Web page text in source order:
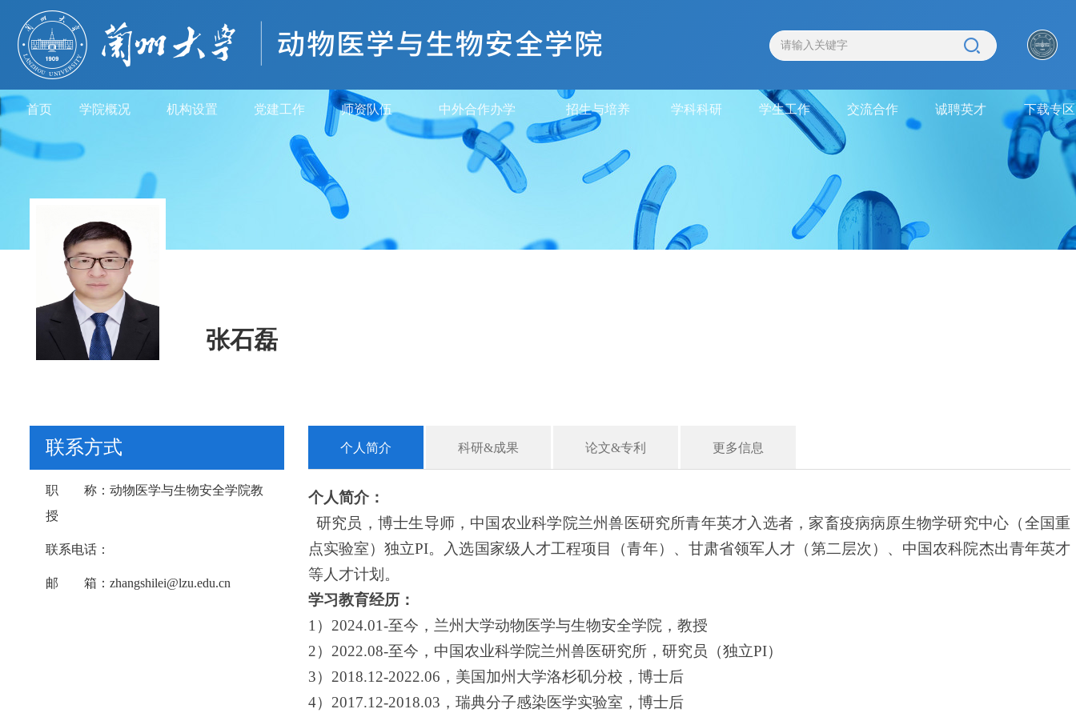
首页 学院概况 机构设置 党建工作 师资队伍 中外合作办学 招生与培养 学科科研 学生工作 交流合作 诚聘英才 下载专区
张石磊
联系方式
职 称： 动物医学与生物安全学院教
授
联系电话：
邮 箱： zhangshilei@lzu.edu.cn
个人简介 科研&成果 论文&专利 更多信息
个人简介：
研究员，博士生导师，中国农业科学院兰州兽医研究所青年英才入选者，家畜疫病病原生物学研究中心（全国重
点实验室）独立PI。入选国家级人才工程项目（青年）、 甘肃省领军人才（第二层次）、 中国农科院杰出青年英才
等人才计划。
学习教育经历：
1）2024.01-至今，兰州大学动物医学与生物安全学院，教授
2）2022.08-至今，中国农业科学院兰州兽医研究所，研究员（独立PI）
3）2018.12-2022.06，美国加州大学洛杉矶分校，博士后
4）2017.12-2018.03，瑞典分子感染医学实验室，博士后